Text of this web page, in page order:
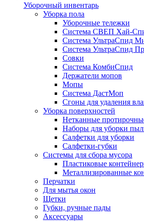
Уборочный инвентарь
Уборка пола
Уборочные тележки
Система СВЕП Хай-
Система УльтраСпид
Система УльтраСпид
Совки
Система КомбиСпид
Держатели мопов
Мопы
Система ДастМоп
Сгоны для удаления
Уборка поверхностей
Нетканные
Наборы для уборки
Салфетки для уборки
Салфетки-губки
Системы для сбора мусора
Пластиковые
Металлизированные
Перчатки
Для мытья окон
Щетки
Губки, ручные пады
Аксессуары